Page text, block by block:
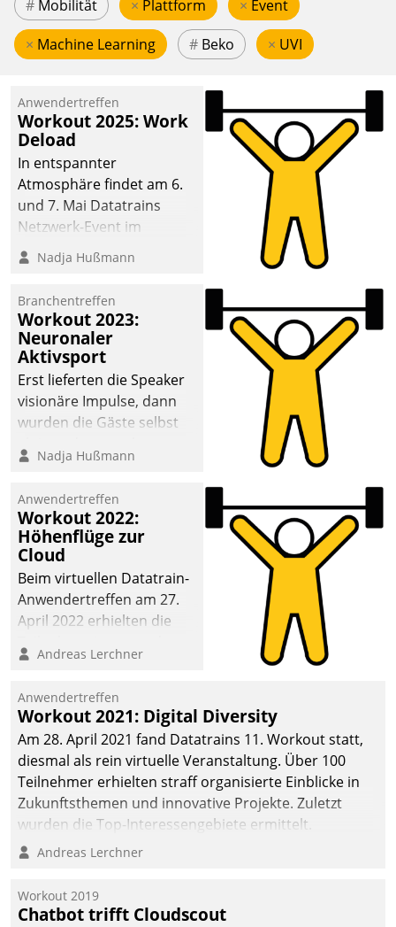
# Mobilität × Plattform × Event
× Machine Learning # Beko × UVI
Anwendertreffen
Workout 2025: Work
Deload
In entspannter
Atmosphäre findet am 6.
und 7. Mai Datatrains
Netzwerk-Event im
Kunden- und Partnerkreis
statt. Zentrale Frage: Wie
Mammutprojekte
meistern und Workloads
wuppen – bei zunehmend
anspruchsvollen
Aufgaben und
abnehmendem
Nadja Hußmann
Branchentreffen
Workout 2023:
Neuronaler
Aktivsport
Erst lieferten die Speaker
visionäre Impulse, dann
wurden die Gäste selbst
methodisch
Quartier. Dazwischen
zeigte Datatrain, was es
Neues zu bieten hat.
Nadja Hußmann
Anwendertreffen
Workout 2022:
Höhenflüge zur
Cloud
Beim virtuellen Datatrain-
Anwendertreffen am 27.
April 2022 erhielten die
Teilnehmer kurzweilige
Cloud-Strategien und -
Lösungen mit hohem
Zukunftspotenzial.
Andreas Lerchner
Anwendertreffen
Workout 2021: Digital Diversity
Am 28. April 2021 fand Datatrains 11. Workout statt,
diesmal als rein virtuelle Veranstaltung. Über 100
Teilnehmer erhielten straff organisierte Einblicke in
Zukunftsthemen und innovative Projekte. Zuletzt
wurden die Top-Interessengebiete ermittelt.
Andreas Lerchner
Workout 2019
Chatbot trifft Cloudscout